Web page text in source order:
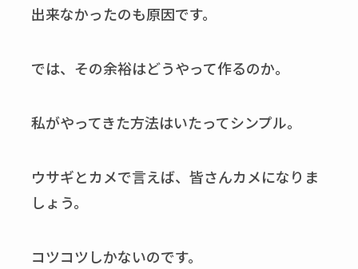
出来なかったのも原因です。
では、その余裕はどうやって作るのか。
私がやってきた方法はいたってシンプル。
ウサギとカメで言えば、皆さんカメになりま
しょう。
コツコツしかないのです。